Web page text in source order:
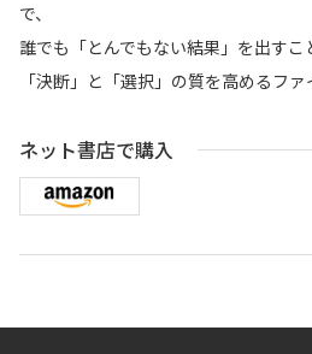
で、
誰でも「とんでもない結果」を出すこ
「決断」と「選択」の質を高めるファ
ネット書店で購入